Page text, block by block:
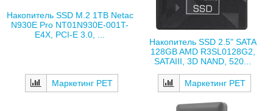
Накопитель SSD M.2 1TB Netac
N930E Pro NT01N930E-001T-
E4X, PCI-E 3.0, ...
Маркетинг РЕТ
Накопитель SSD 2.5" SATA
128GB AMD R3SL0128G2,
SATAIII, 3D NAND, 520...
Маркетинг РЕТ